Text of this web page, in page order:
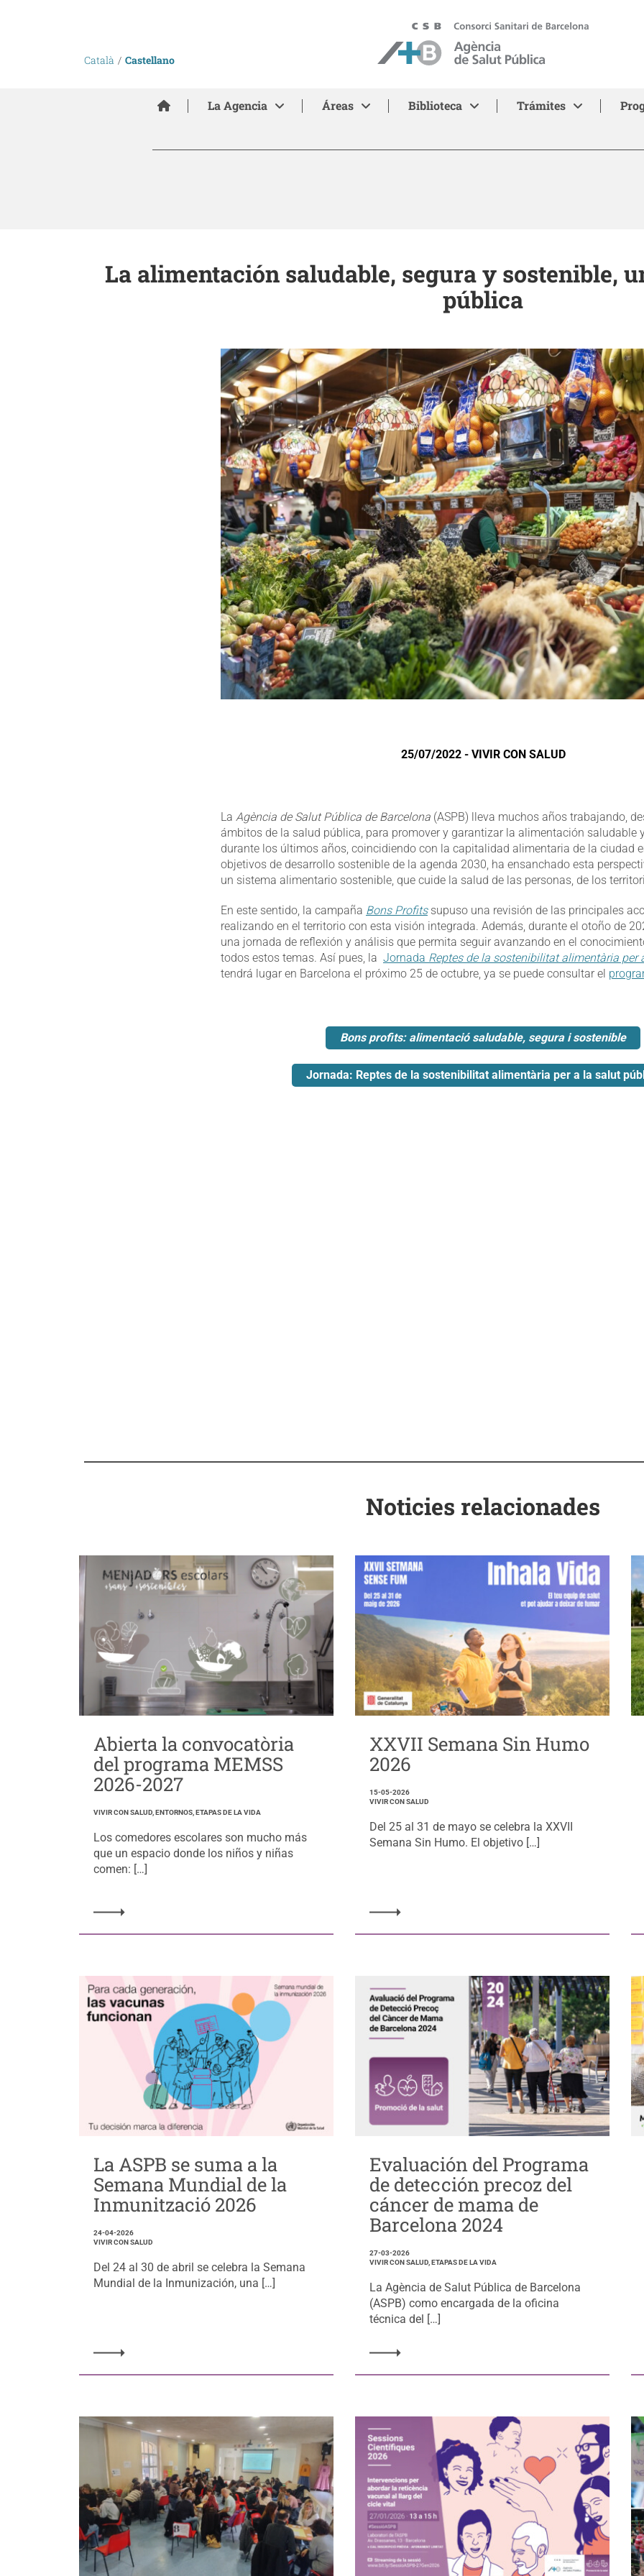
Català Castellano
Inici La Agencia Áreas Biblioteca Trámites
La alimentación saludable, segura y sostenible,
pública
25/07/2022 - VIVIR CON SALUD
La Agència de Salut Pública de Barcelona (ASPB) lleva muchos años trabajando,
ámbitos de la salud pública, para promover y garantizar la alimentación saludable
durante los últimos años, coincidiendo con la capitalidad alimentaria de la ciudad
objetivos de desarrollo sostenible de la agenda 2030, ha ensanchado esta
un sistema alimentario sostenible, que cuide la salud de las personas, de los
En este sentido, la campaña Bons Profitssupuso una revisión de las principales
realizando en el territorio con esta visión integrada. Además, durante el otoño de
una jornada de reflexión y análisis que permita seguir avanzando en el
todos estos temas. Así pues, la Jornada Reptes de la sostenibilitat alimentària per
tendrá lugar en Barcelona el próximo 25 de octubre, ya se puede consultar el
Bons profits: alimentació saludable, segura i sostenible
Jornada: Reptes de la sostenibilitat alimentària per a la salut
Noticies relacionades
Abierta la convocatòria
del programa MEMSS
2026-2027
VIVIR CON SALUD, ENTORNOS, ETAPAS DE LA VIDA
Los comedores escolares son mucho más
que un espacio donde los niños y niñas
comen: […]
XXVII Semana Sin Humo
2026
15-05-2026
VIVIR CON SALUD
Del 25 al 31 de mayo se celebra la XXVII
Semana Sin Humo. El objetivo […]
La ASPB se suma a la
Semana Mundial de la
Inmunització 2026
24-04-2026
VIVIR CON SALUD
Del 24 al 30 de abril se celebra la Semana
Mundial de la Inmunización, una […]
Evaluación del Programa
de detección precoz del
cáncer de mama de
Barcelona 2024
27-03-2026
VIVIR CON SALUD, ETAPAS DE LA VIDA
La Agència de Salut Pública de Barcelona
(ASPB) como encargada de la oficina
técnica del […]